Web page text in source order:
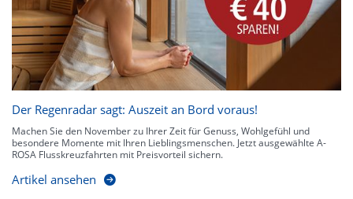
Der Regenradar sagt: Auszeit an Bord voraus!
Machen Sie den November zu Ihrer Zeit für Genuss, Wohlgefühl und
besondere Momente mit Ihren Lieblingsmenschen. Jetzt ausgewählte A-
ROSA Flusskreuzfahrten mit Preisvorteil sichern.
Artikel ansehen